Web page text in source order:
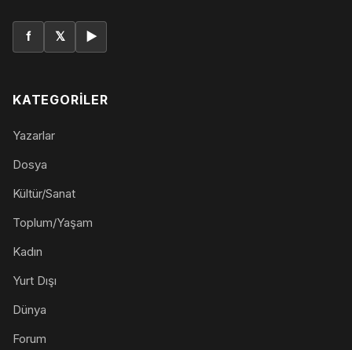
f 𝕏 ▶
KATEGORILER
Yazarlar
Dosya
Kültür/Sanat
Toplum/Yaşam
Kadın
Yurt Dışı
Dünya
Forum